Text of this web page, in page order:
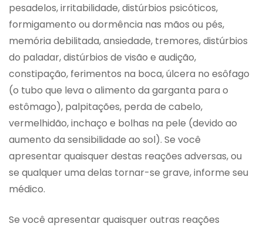
pesadelos, irritabilidade, distúrbios psicóticos,
formigamento ou dormência nas mãos ou pés,
memória debilitada, ansiedade, tremores, distúrbios
do paladar, distúrbios de visão e audição,
constipação, ferimentos na boca, úlcera no esôfago
(o tubo que leva o alimento da garganta para o
estômago), palpitações, perda de cabelo,
vermelhidão, inchaço e bolhas na pele (devido ao
aumento da sensibilidade ao sol). Se você
apresentar quaisquer destas reações adversas, ou
se qualquer uma delas tornar-se grave, informe seu
médico.
Se você apresentar quaisquer outras reações